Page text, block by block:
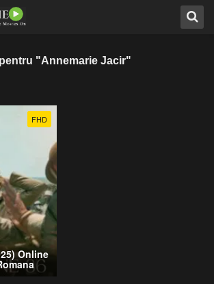
"Annemarie Jacir"
FHD
Online